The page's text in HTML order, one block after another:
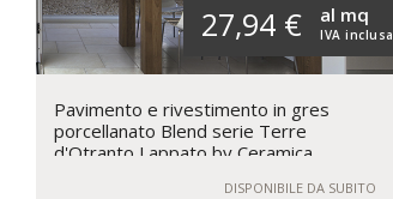
27,94 € IVA inclusa
al mq
Pavimento e rivestimento in gres
porcellanato Blend serie Terre
d'Otranto Lappato by Ceramica
DISPONIBILE DA SUBITO